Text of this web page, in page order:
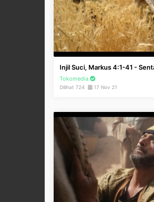
Injil Suci, Markus 4:1-41 -
Tokomedia
Dilihat 724 17 Nov 21